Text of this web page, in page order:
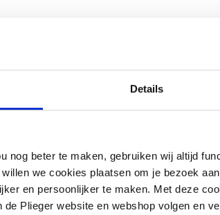
Details
nog beter te maken, gebruiken wij altijd
we cookies plaatsen om je bezoek
en persoonlijker te maken. Met deze
de Plieger website en webshop volgen en